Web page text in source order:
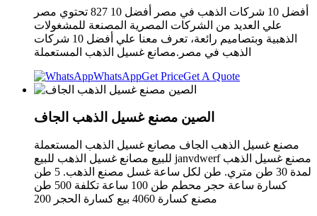
أفضل 10 شركات الذهب في مصر أفضل 10 827 تحتوي مصر
علي العديد من الشركات المصرية المصنعة للمشغولات
الذهبية وبتصاميم رائعة، تعرف معنا علي أفضل 10 شركات
الذهب في مصر.مصانع غسيل الذهب المستعملة
WhatsAppGet PriceGet A Quote
الصين مصنع غسيل الذهب الجاف
مصنع غسيل الذهب الجاف مصانع غسيل الذهب المستعملة
للبيع مصانع غسيل الذهب للبيع janvdwerf مصنع غسيل الذهب
لمدة 30 طن متري. طن لكل ساعة غسل مصنع الذهب. 5 طن
كسارة ساعة حجر محطم طن 100 ساعة تكلفة 500 طن
مصنع كسارة 4060 بيع كسارة الحجر 200